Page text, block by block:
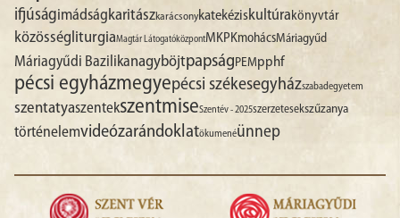
ifjúságimádságkaritászkarácsonykatekéziskultúrakönyvtár
közösségliturgiaMagtár LátogatóközpontMKPKmohácsMáriagyűd
Máriagyűdi BazilikanagyböjtpapságPEMpphf
pécsi egyházmegyepécsi székesegyházszabadegyetem
szentatyaszentekszentmiseSzentév - 2025szerzetesekszűzanya
történelemvideózarándoklatökumenéünnep